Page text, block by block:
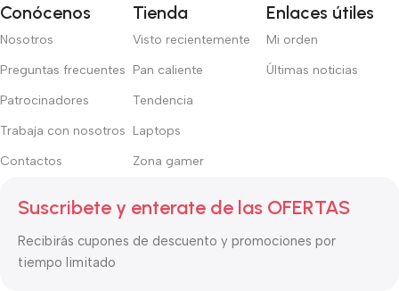
Conócenos
Nosotros
Preguntas frecuentes
Patrocinadores
Trabaja con nosotros
Contactos
Tienda
Visto recientemente
Pan caliente
Tendencia
Laptops
Zona gamer
Enlaces útiles
Mi orden
Últimas noticias
Suscribete y enterate de las OFERTAS
Recibirás cupones de descuento y promociones por
tiempo limitado